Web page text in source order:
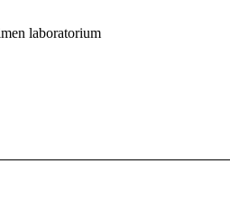
laboratorium